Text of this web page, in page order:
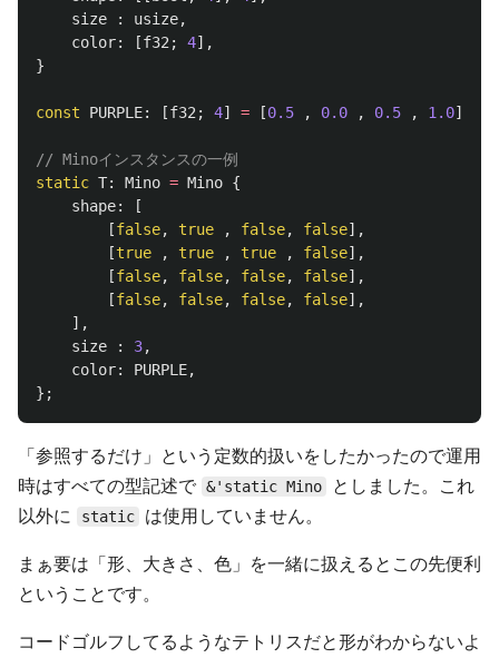
size
: usize,
color: [f32 ; 4],
}
const PURPLE: [f32 ; 4] = [0.5 , 0.0 , 0.5 , 1.0];
// Minoインスタンスの一例
static T: Mino = Mino {
shape:
[
[false, true , false, false],
[true , true , true , false],
[false, false, false, false],
[false, false, false, false],
],
size
: 3,
color: PURPLE,
};
「参照するだけ」という定数的扱いをしたかったので運用
時はすべての型記述で &'static Mino
としました。これ
以外に
static は使用していません。
まぁ要は「形、大きさ、色」を一緒に扱えるとこの先便利
ということです。
コードゴルフしてるようなテトリスだと形がわからないよ